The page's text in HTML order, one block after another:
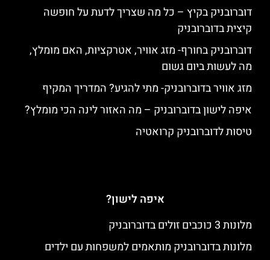
דוברובניק בקיץ – כל מה שצריך לדעת על חופשה
קיצית בדוברובניק
דוברובניק בחורף- מזג אוויר, אטרקציות, האם מומלץ,
מה לעשות ביום גשום
מזג אוויר בדוברובניק- מתי להגיע? המדריך המקיף
איפה לישון בדוברובניק – מה האזור לינה הכי מומלץ?
טיסות לדוברובניק קרואטיה
איפה לישון?
מלונות 3 כוכבים זולים בדוברובניק
מלונות בדוברובניק מותאמים למשפחות עם ילדים